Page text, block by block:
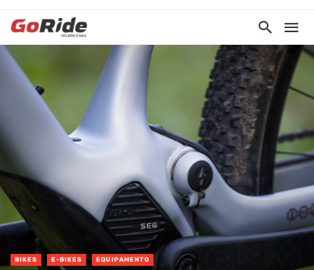
BIKES E-BIKES EQUIPAMENTO